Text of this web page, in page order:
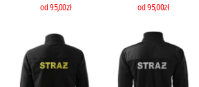
od 95,00zł
od 95,00zł